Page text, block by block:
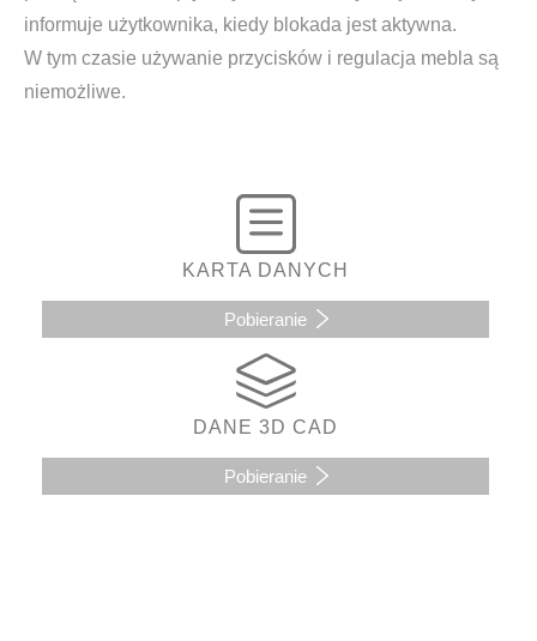
informuje użytkownika, kiedy blokada jest aktywna.
W tym czasie używanie przycisków i regulacja mebla są
niemożliwe.
KARTA DANYCH
Pobieranie
DANE 3D CAD
Pobieranie